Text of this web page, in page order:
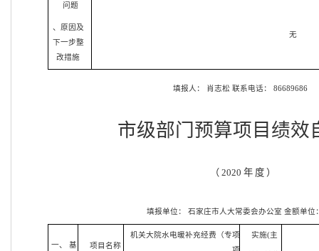
问题
、原因及
下一步整
改措施
无
填报人： 肖志松 联系电话： 86689686
市级部门预算项目绩效
（ 2020 年 度 ）
填报单位： 石家庄市人大常委会办公室 金额单位
一、 基 项目名称
机关大院水电暖补充经费（专项
实施(主